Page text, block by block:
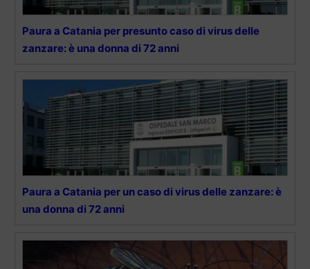
Paura a Catania per presunto caso di virus delle
zanzare: è una donna di 72 anni
Paura a Catania per un caso di virus delle zanzare: è
una donna di 72 anni